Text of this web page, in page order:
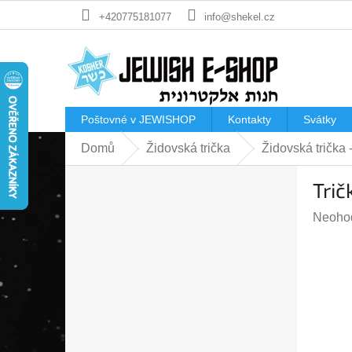
+420775181077 info@shekel.cz
Poštovné v JEWISHOP Kontakty Svátky
Domů Židovská trička Židovská trička